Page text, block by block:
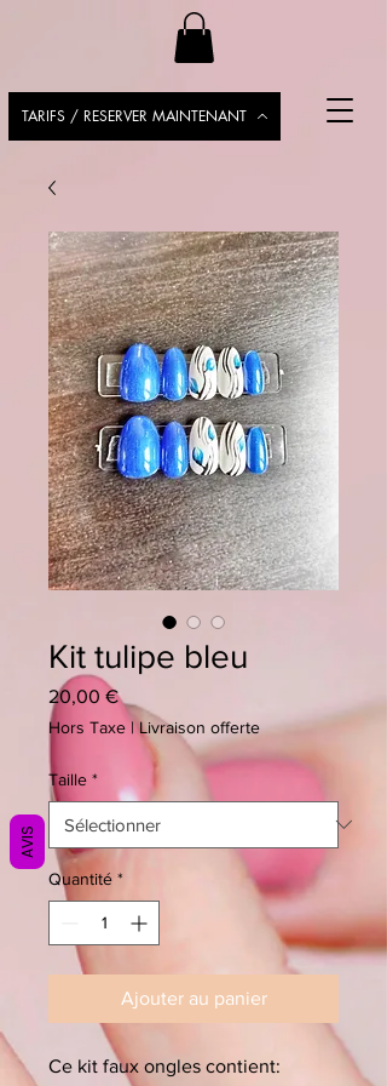
TARIFS / RESERVER MAINTENANT
Kit tulipe bleu
20,00 €Prix
Hors Taxe |Livraison offerte
Taille *
Quantité *
Ajouter au panier
Ce kit faux ongles contient:
AVIS